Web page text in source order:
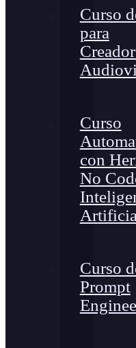
Curso
para
Curso
con
No
Curso
Prompt